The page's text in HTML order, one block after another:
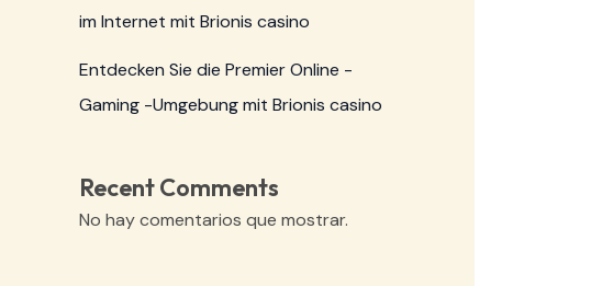
im Internet mit Brionis casino
Entdecken Sie die Premier Online -
Gaming -Umgebung mit Brionis casino
Recent Comments
No hay comentarios que mostrar.